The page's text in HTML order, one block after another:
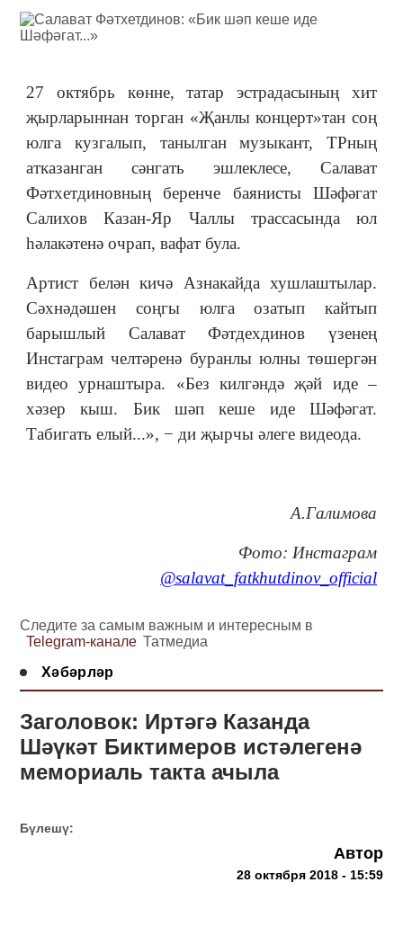
27 октябрь көнне, татар эстрадасының хит
җырларыннан торган «Җанлы концерт»тан соң
юлга кузгалып, танылган музыкант, ТРның
атказанган сәнгать эшлеклесе, Салават
Фәтхетдиновның беренче баянисты Шәфәгат
Салихов Казан-Яр Чаллы трассасында юл
һәлакәтенә очрап, вафат була.
Артист белән кичә Азнакайда хушлаштылар.
Сәхнәдәшен соңгы юлга озатып кайтып
барышлый Салават Фәтдехдинов үзенең
Инстаграм челтәренә буранлы юлны төшергән
видео урнаштыра. «Без килгәндә җәй иде –
хәзер кыш. Бик шәп кеше иде Шәфәгат.
Табигать елый...», − ди җырчы әлеге видеода.
А.Галимова
Фото: Инстаграм
@salavat_fatkhutdinov_official
Следите за самым важным и интересным в
Telegram-канале Татмедиа
Хәбәрләр
Заголовок: Иртәгә Казанда
Шәүкәт Биктимеров истәлегенә
мемориаль такта ачыла
Бүлешү:
Автор
28 октября 2018 - 15:59